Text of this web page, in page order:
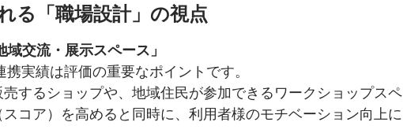
る「職場設計」の視点
交流・展示スペース」
実績は評価の重要なポイントです。
するショップや、地域住民が参加できるワークショップスペ
コア）を高めると同時に、利用者様のモチベーション向上に